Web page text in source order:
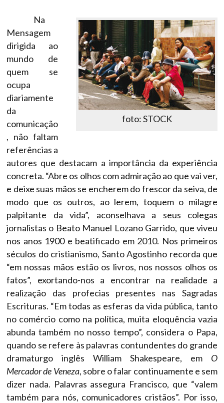
foto: STOCK
Na
Mensagem
dirigida ao
mundo de
quem se
ocupa
diariamente
da
comunicação
, não faltam
referências a
autores que destacam a importância da experiência
concreta. “Abre os olhos com admiração ao que vai ver,
e deixe suas mãos se encherem do frescor da seiva, de
modo que os outros, ao lerem, toquem o milagre
palpitante da vida”, aconselhava a seus colegas
jornalistas o Beato Manuel Lozano Garrido, que viveu
nos anos 1900 e beatificado em 2010. Nos primeiros
séculos do cristianismo, Santo Agostinho recorda que
“em nossas mãos estão os livros, nos nossos olhos os
fatos”, exortando-nos a encontrar na realidade a
realização das profecias presentes nas Sagradas
Escrituras. “Em todas as esferas da vida pública, tanto
no comércio como na política, muita eloquência vazia
abunda também no nosso tempo”, considera o Papa,
quando se refere às palavras contundentes do grande
dramaturgo inglês William Shakespeare, em O
Mercador de Veneza, sobre o falar continuamente e sem
dizer nada. Palavras assegura Francisco, que “valem
também para nós, comunicadores cristãos”. Por isso,